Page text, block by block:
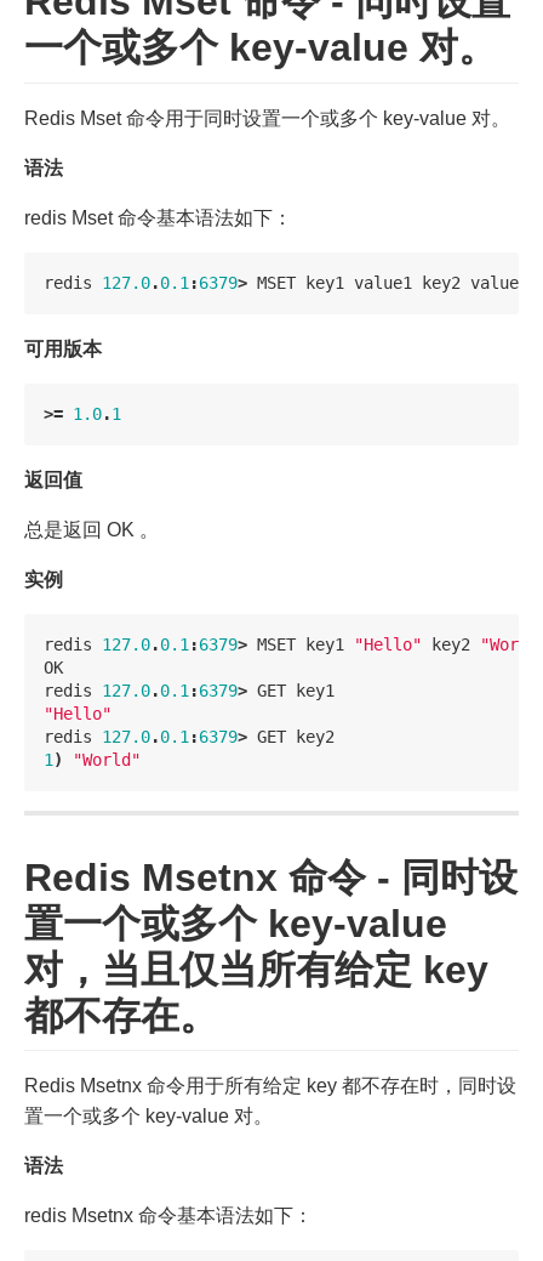
一个或多个 key-value 对。
Redis Mset 命令用于同时设置一个或多个 key-value 对。
语法
redis Mset 命令基本语法如下：
redis 127.0.0.1 :6379> MSET key1 value1 key2 value2
可用版本
>= 1.0.1
返回值
总是返回 OK 。
实例
redis 127.0.0.1 :6379> MSET key1 "Hello" key2
OK
redis
127.0.0.1 :6379> GET
key1
"Hello"
redis
127.0.0.1 :6379> GET
key2
1 ) "World"
Redis Msetnx 命令 - 同时设
置一个或多个 key-value
对，当且仅当所有给定 key
都不存在。
Redis Msetnx 命令用于所有给定 key 都不存在时，同时设
置一个或多个 key-value 对。
语法
redis Msetnx 命令基本语法如下：